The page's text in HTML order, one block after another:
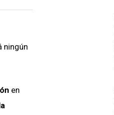
ningún
en